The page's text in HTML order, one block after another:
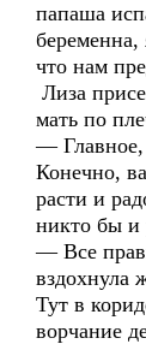
папаша
беременна,
что нам
Лиза
мать по
— Главное,
Конечно,
расти и
никто бы и
— Все
вздохнула
Тут в
ворчание